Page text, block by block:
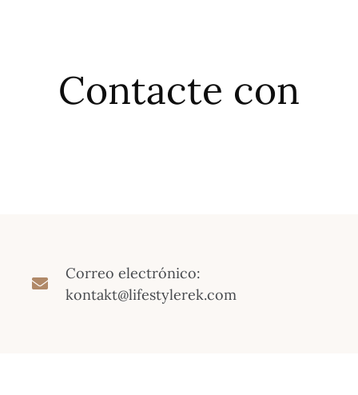
Contacte con
Correo electrónico:
kontakt@lifestylerek.com